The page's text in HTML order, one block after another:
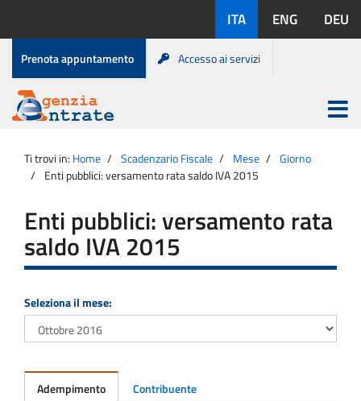
contenuto
disponibili:
ITA ENG DEU
Menu
di
servizio
Prenota appuntamento Accesso ai servizi
Agenzia
Entrate
Apri
menu
principale
Ti trovi in: Home Scadenzario Fiscale Mese
Giorno
Enti pubblici: versamento rata saldo IVA 2015
Enti pubblici: versamento rata
saldo IVA 2015
Seleziona il mese:
Adempimento Contribuente